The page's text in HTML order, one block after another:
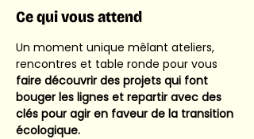
Ce qui vous attend
Un moment unique mêlant ateliers,
rencontres et table ronde pour vous
faire découvrir des projets qui font
bouger les lignes et repartir avec des
clés pour agir en faveur de la transition
écologique.